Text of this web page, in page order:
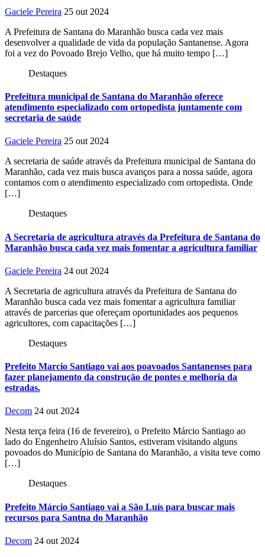
Gaciele Pereira 25 out 2024
A Prefeitura de Santana do Maranhão busca cada vez mais
desenvolver a qualidade de vida da população Santanense. Agora
foi a vez do Povoado Brejo Velho, que há muito tempo […]
Destaques
Prefeitura municipal de Santana do Maranhão oferece
atendimento especializado com ortopedista juntamente com
secretaria de saúde
Gaciele Pereira 25 out 2024
A secretaria de saúde através da Prefeitura municipal de Santana do
Maranhão, cada vez mais busca avanços para a nossa saúde, agora
contamos com o atendimento especializado com ortopedista. Onde
[…]
Destaques
A Secretaria de agricultura através da Prefeitura de Santana do
Maranhão busca cada vez mais fomentar a agricultura familiar
Gaciele Pereira 24 out 2024
A Secretaria de agricultura através da Prefeitura de Santana do
Maranhão busca cada vez mais fomentar a agricultura familiar
através de parcerias que ofereçam oportunidades aos pequenos
agricultores, com capacitações […]
Destaques
Prefeito Marcio Santiago vai aos poavoados Santanenses para
fazer planejamento da construção de pontes e melhoria da
estradas.
Decom 24 out 2024
Nesta terça feira (16 de fevereiro), o Prefeito Márcio Santiago ao
lado do Engenheiro Aluísio Santos, estiveram visitando alguns
povoados do Município de Santana do Maranhão, a visita teve como
[…]
Destaques
Prefeito Márcio Santiago vai a São Luís para buscar mais
recursos para Santna do Maranhão
Decom 24 out 2024